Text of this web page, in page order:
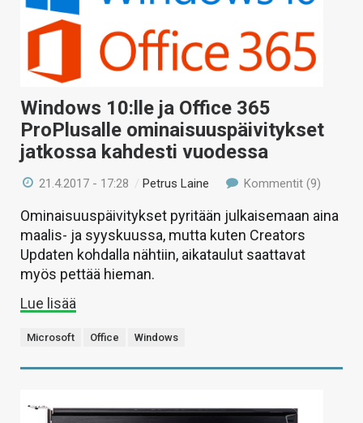
HINTA.FI
VAIHDA TEEMA
HAKU
Windows 10:lle ja Office 365
ProPlusalle ominaisuuspäivitykset
jatkossa kahdesti vuodessa
21.4.2017 - 17:28 /Petrus Laine Kommentit (9)
Ominaisuuspäivitykset pyritään julkaisemaan aina
maalis- ja syyskuussa, mutta kuten Creators
Updaten kohdalla nähtiin, aikataulut saattavat
myös pettää hieman.
Lue lisää
Microsoft Office Windows